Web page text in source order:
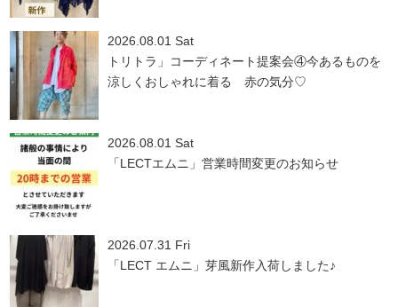
2026.08.01 Sat
トリトラ」コーディネート提案会④今あるものを
涼しくおしゃれに着る 赤の気分♡
2026.08.01 Sat
「LECTエムニ」営業時間変更のお知らせ
2026.07.31 Fri
「LECT エムニ」芽風新作入荷しました♪